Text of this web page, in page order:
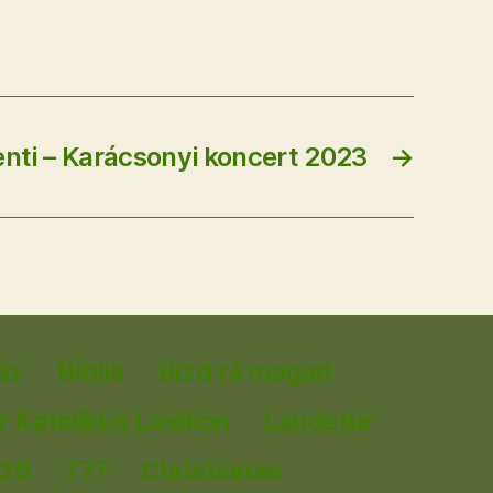
→
– Karácsonyi koncert 2023
Biblia
Bízd rá magad
Katolikus Lexikon
Laudetur
777 Christianae